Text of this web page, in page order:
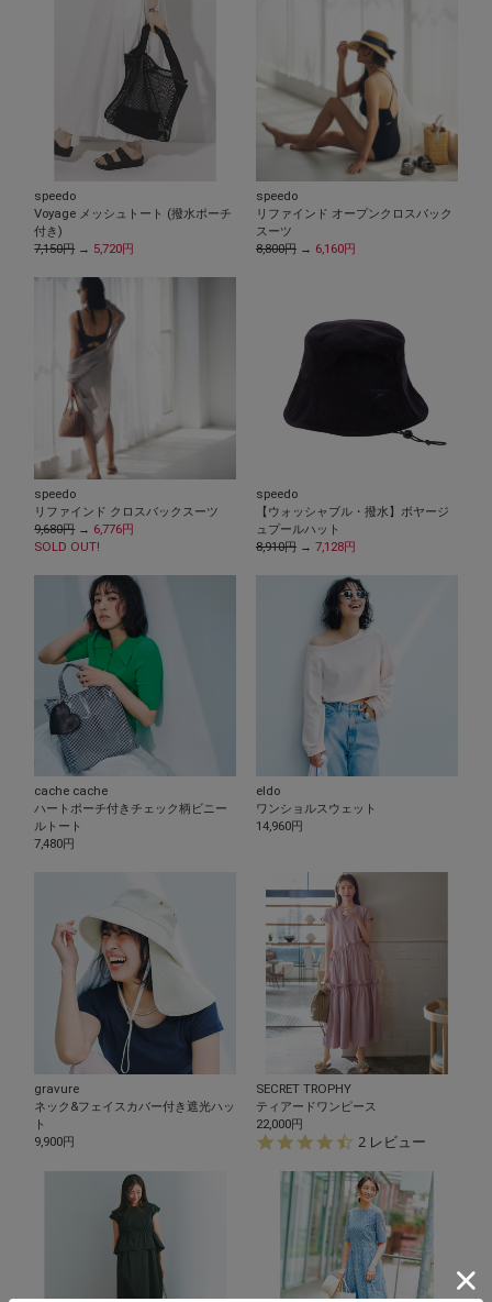
speedo
Voyage メッシュトート (撥水ポーチ
付き)
7,150円→ 5,720円
speedo
リファインド オープンクロスバック
スーツ
8,800円→ 6,160円
speedo
リファインド クロスバックスーツ
9,680円→ 6,776円
SOLD OUT!
speedo
【ウォッシャブル・撥水】ボヤージ
ュプールハット
8,910円→ 7,128円
cache cache
ハートポーチ付きチェック柄ビニー
ルトート
7,480円
eldo
ワンショルスウェット
14,960円
gravure
ネック&フェイスカバー付き遮光ハッ
ト
9,900円
SECRET TROPHY
ティアードワンピース
22,000円
4.
s
t
a
r
r
a
t
2 レビュー